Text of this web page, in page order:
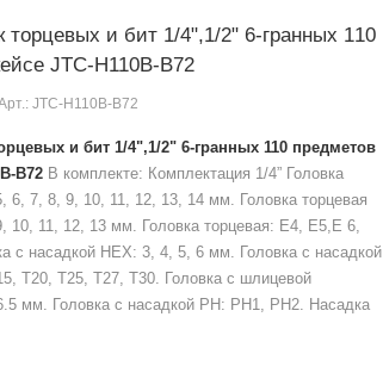
торцевых и бит 1/4",1/2" 6-гранных 110
JTC-H110B-B72
JTC-H110B-B72
и бит 1/4",1/2" 6-гранных 110 предметов
B72 В комплекте: Комплектация 1/4” Головка
6, 7, 8, 9, 10, 11, 12, 13, 14 мм. Головка торцевая
10, 11, 12, 13 мм. Головка торцевая: Е4, Е5,Е 6,
с насадкой HEX: 3, 4, 5, 6 мм. Головка с насадкой
T20, T25, T27, T30. Головка с шлицевой
мм. Головка с насадкой PH: PH1, PH2. Насадка